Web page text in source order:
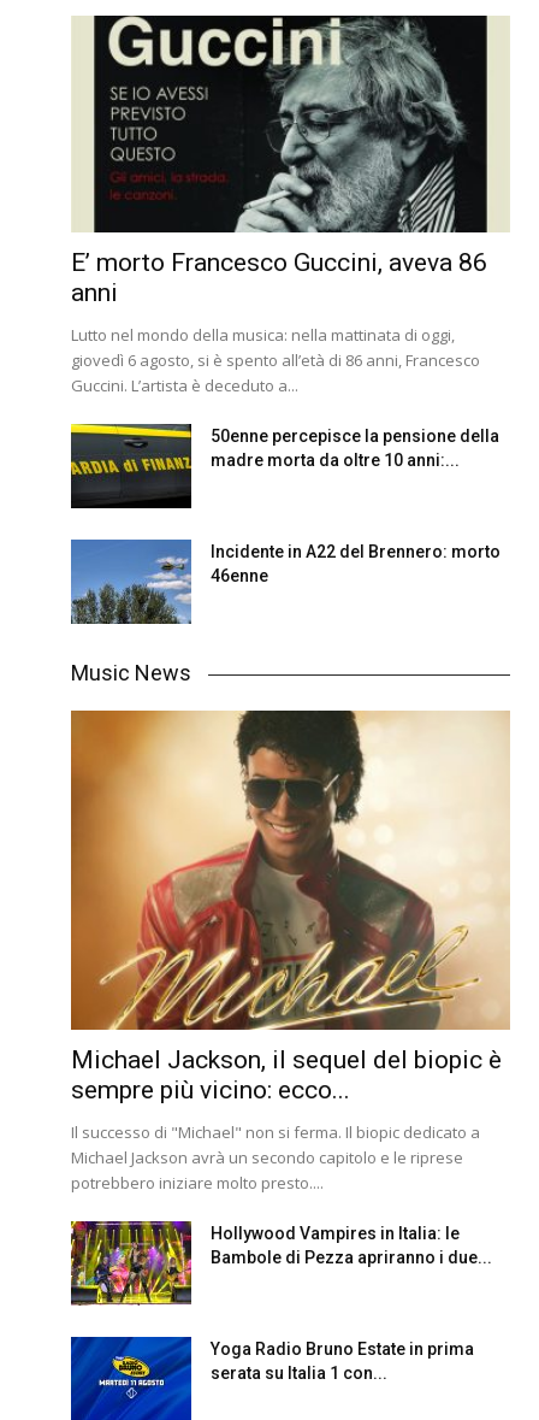
E’ morto Francesco Guccini, aveva 86
anni
Lutto nel mondo della musica: nella mattinata di oggi,
giovedì 6 agosto, si è spento all’età di 86 anni, Francesco
Guccini. L’artista è deceduto a...
50enne percepisce la pensione della
madre morta da oltre 10 anni:...
Incidente in A22 del Brennero: morto
46enne
Music News
Michael Jackson, il sequel del biopic è
sempre più vicino: ecco...
Il successo di "Michael" non si ferma. Il biopic dedicato a
Michael Jackson avrà un secondo capitolo e le riprese
potrebbero iniziare molto presto....
Hollywood Vampires in Italia: le
Bambole di Pezza apriranno i due...
Yoga Radio Bruno Estate in prima
serata su Italia 1 con...